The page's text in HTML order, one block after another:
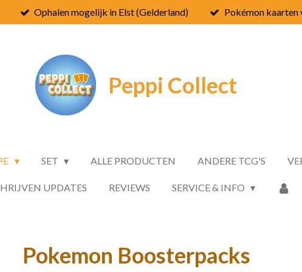
Ophalen mogelijk in Elst (Gelderland) Pokémon kaarten
Peppi Collect
SET ALLE PRODUCTEN ANDERE TCG'S
UPDATES REVIEWS SERVICE & INFO
Pokemon Boosterpacks